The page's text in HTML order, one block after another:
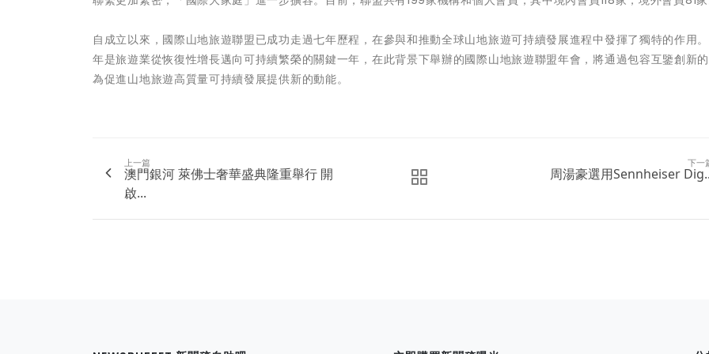
自成立以來，國際山地旅遊聯盟已成功走過七年歷程，在參與和推動全球山地旅遊可持續發展進程中發揮了獨特的作用
年是旅遊業從恢復性增長邁向可持續繁榮的關鍵一年，在此背景下舉辦的國際山地旅遊聯盟年會，將通過包容互鑒創新的
為促進山地旅遊高質量可持續發展提供新的動能。
上一篇
澳門銀河 萊佛士奢華盛典隆重舉行 開
啟...
下一
周湯豪選用Sennheiser